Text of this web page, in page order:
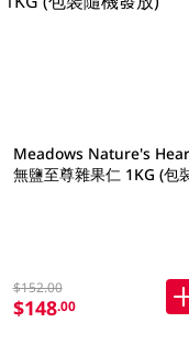
Meadows Nature's
無鹽至尊雜果仁 1KG (包
$152.00
$148.00